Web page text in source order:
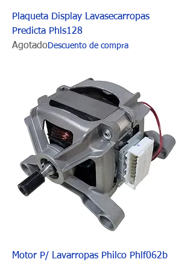
Plaqueta Display Lavasecarropas
Predicta Phls128
AgotadoDescuento de compra
Motor P/ Lavarropas Philco Phlf062b